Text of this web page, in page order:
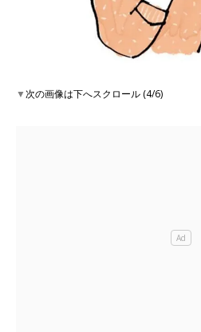
▼次の画像は下へスクロール (4/6)